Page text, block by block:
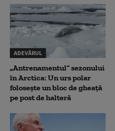
ADEVĂRUL
„Antrenamentul” sezonului
în Arctica: Un urs polar
folosește un bloc de gheață
pe post de halteră